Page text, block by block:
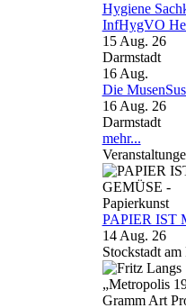
Hygiene
InfHygVO
15 Aug. 26
Darmstadt
16 Aug.
Die
16 Aug. 26
Darmstadt
mehr...
PAPIER IST
14 Aug. 26
Stockstadt am